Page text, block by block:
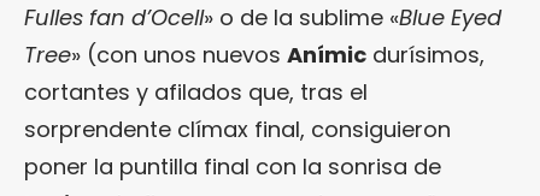
Fulles fan d’Ocell» o de la sublime «Blue Eyed
Tree» (con unos nuevos Anímic durísimos,
cortantes y afilados que, tras el
sorprendente clímax final, consiguieron
poner la puntilla final con la sonrisa de